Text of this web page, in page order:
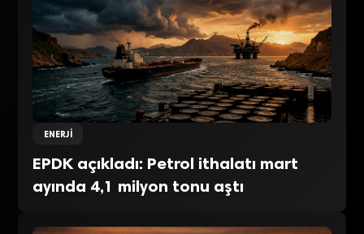
ENERJI
EPDK açıkladı: Petrol ithalatı mart
ayında 4,1 milyon tonu aştı